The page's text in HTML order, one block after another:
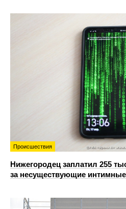
Происшествия
Нижегородец заплатил 255
за несуществующие интимные